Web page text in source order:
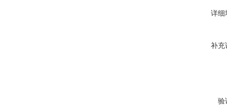
详细
补充
验